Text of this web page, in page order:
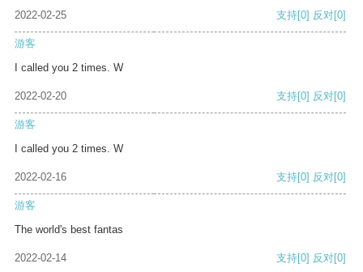
2022-02-25 支持[0] 反对[0]
游客
I called you 2 times. W
2022-02-20 支持[0] 反对[0]
游客
I called you 2 times. W
2022-02-16 支持[0] 反对[0]
游客
The world's best fantas
2022-02-14 支持[0] 反对[0]